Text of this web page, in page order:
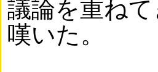
議論を重ね
嘆いた。